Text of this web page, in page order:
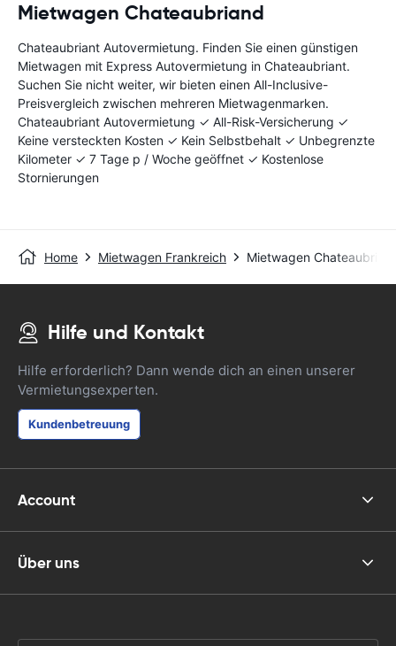
Mietwagen Chateaubriand
Chateaubriant Autovermietung. Finden Sie einen günstigen
Mietwagen mit Express Autovermietung in Chateaubriant.
Suchen Sie nicht weiter, wir bieten einen All-Inclusive-
Preisvergleich zwischen mehreren Mietwagenmarken.
Chateaubriant Autovermietung ✓ All-Risk-Versicherung ✓
Keine versteckten Kosten ✓ Kein Selbstbehalt ✓ Unbegrenzte
Kilometer ✓ 7 Tage p / Woche geöffnet ✓ Kostenlose
Stornierungen
Home Mietwagen Frankreich Mietwagen Chateaubriant
Hilfe und Kontakt
Hilfe erforderlich? Dann wende dich an einen unserer
Vermietungsexperten.
Kundenbetreuung
Account
Über uns